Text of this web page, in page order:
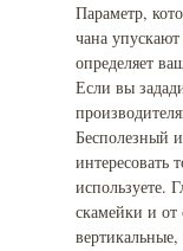
Параметр,
чана
определяет
Если вы
Бесполезный
интересовать
используете.
скамейки и